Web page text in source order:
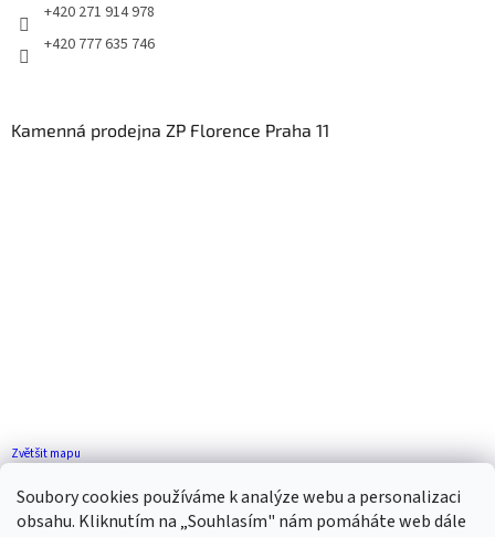
Soubory cookies používáme k analýze webu a personalizaci
obsahu. Kliknutím na „Souhlasím" nám pomáháte web dále
+420 271 914 978
+420 777 635 746
Kamenná prodejna ZP Florence Praha 11
Zvětšit mapu